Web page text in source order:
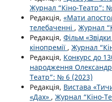
Журнал “Кіно-Театр”:
Редакція, «Мати
телебаченні , Журнал
Редакція, Фільм
кінопремії , Журнал
Редакція, Конкурс до
народження
Театр”: № 6 (2023)
Редакція, Вистава
«Дах» , Журнал “Кіно-